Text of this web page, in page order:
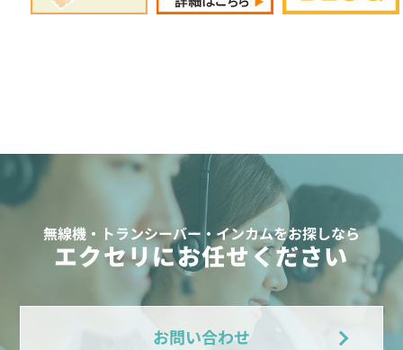
無線機・トランシーバー・インカムをお探しなら
エクセリにお任せください
お問い合わせ